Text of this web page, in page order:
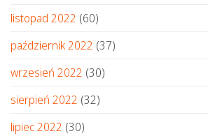
listopad 2022 (60)
październik 2022 (37)
wrzesień 2022 (30)
sierpień 2022 (32)
lipiec 2022 (30)